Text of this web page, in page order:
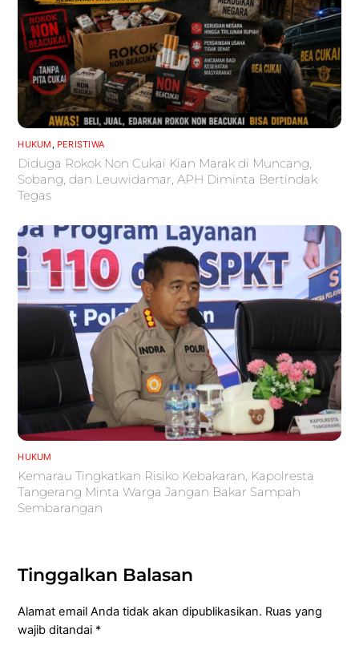
HUKUM , PERISTIWA
Diduga Rokok Non Cukai Kian Marak di Muncang,
Sobang, dan Leuwidamar, APH Diminta Bertindak
Tegas
HUKUM
Kemarau Tingkatkan Risiko Kebakaran, Kapolresta
Tangerang Minta Warga Jangan Bakar Sampah
Sembarangan
Tinggalkan Balasan
Alamat email Anda tidak akan dipublikasikan. Ruas yang
wajib ditandai *